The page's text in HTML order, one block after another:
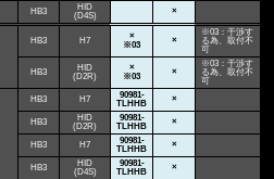
HB3
HID
(D4S)
×
HB3 H7
×
※03
×
※03：干渉す
る為、取付不
可
HB3
HID
(D2R)
×
※03
×
※03：干渉す
る為、取付不
可
HB3 H7
90981-
TLHHB
×
HB3
HID
(D2R)
90981-
TLHHB
×
HB3 H7
90981-
TLHHB
×
HB3
HID
(D4S)
90981-
TLHHB
×